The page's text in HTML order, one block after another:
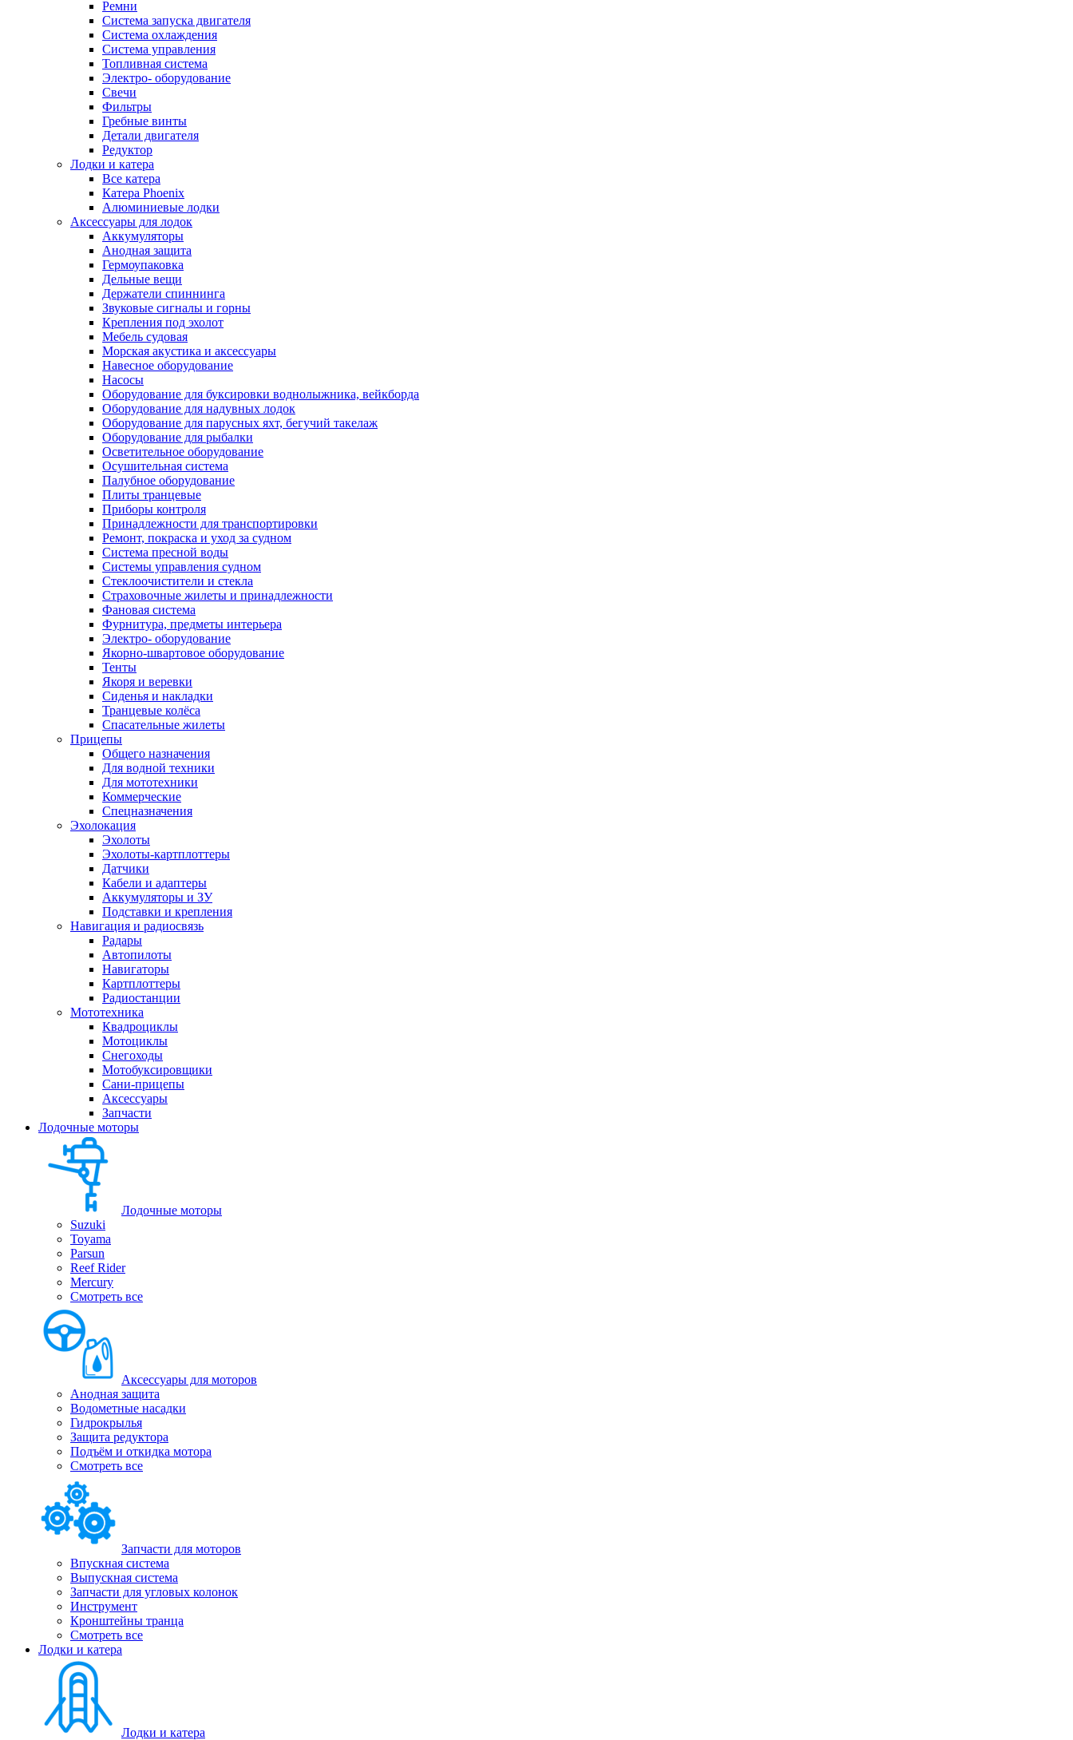
Ремни
Система запуска двигателя
Система охлаждения
Система управления
Топливная система
Электро- оборудование
Свечи
Фильтры
Гребные винты
Детали двигателя
Редуктор
Лодки и катера
Все катера
Катера Phoenix
Алюминиевые лодки
Аксессуары для лодок
Аккумуляторы
Анодная защита
Гермоупаковка
Дельные вещи
Держатели спиннинга
Звуковые сигналы и горны
Крепления под эхолот
Мебель судовая
Морская акустика и аксессуары
Навесное оборудование
Насосы
Оборудование для буксировки воднолыжника, вейкборда
Оборудование для надувных лодок
Оборудование для парусных яхт, бегучий такелаж
Оборудование для рыбалки
Осветительное оборудование
Осушительная система
Палубное оборудование
Плиты транцевые
Приборы контроля
Принадлежности для транспортировки
Ремонт, покраска и уход за судном
Система пресной воды
Системы управления судном
Стеклоочистители и стекла
Страховочные жилеты и принадлежности
Фановая система
Фурнитура, предметы интерьера
Электро- оборудование
Якорно-швартовое оборудование
Тенты
Якоря и веревки
Сиденья и накладки
Транцевые колёса
Спасательные жилеты
Прицепы
Общего назначения
Для водной техники
Для мототехники
Коммерческие
Спецназначения
Эхолокация
Эхолоты
Эхолоты-картплоттеры
Датчики
Кабели и адаптеры
Аккумуляторы и ЗУ
Подставки и крепления
Навигация и радиосвязь
Радары
Автопилоты
Навигаторы
Картплоттеры
Радиостанции
Мототехника
Квадроциклы
Мотоциклы
Снегоходы
Мотобуксировщики
Сани-прицепы
Аксессуары
Запчасти
Лодочные моторы
Лодочные моторы
Suzuki
Toyama
Parsun
Reef Rider
Mercury
Смотреть все
Аксессуары для моторов
Анодная защита
Водометные насадки
Гидрокрылья
Защита редуктора
Подъём и откидка мотора
Смотреть все
Запчасти для моторов
Впускная система
Выпускная система
Запчасти для угловых колонок
Инструмент
Кронштейны транца
Смотреть все
Лодки и катера
Лодки и катера